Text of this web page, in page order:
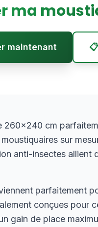
ma
maintenant
260×240 cm
sur
anti-insectes
parfaitement
conçues pour
gain de place